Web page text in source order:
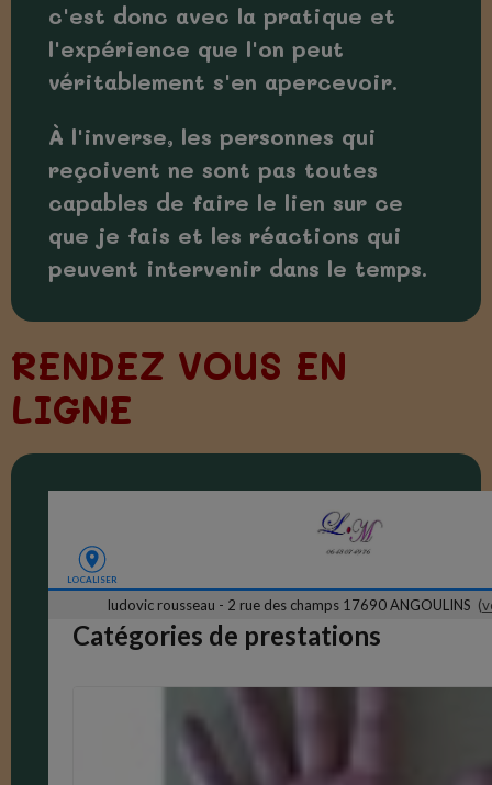
c'est donc avec la pratique et
l'expérience que l'on peut
véritablement s'en apercevoir.
À l'inverse, les personnes qui
reçoivent ne sont pas toutes
capables de faire le lien sur ce
que je fais et les réactions qui
peuvent intervenir dans le temps.
RENDEZ VOUS EN
LIGNE